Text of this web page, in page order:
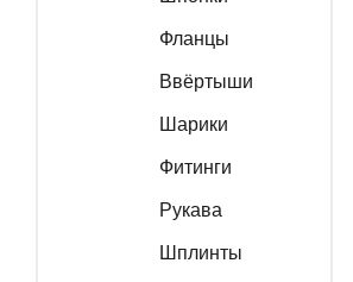
Фланцы
Ввёртыши
Шарики
Фитинги
Рукава
Шплинты